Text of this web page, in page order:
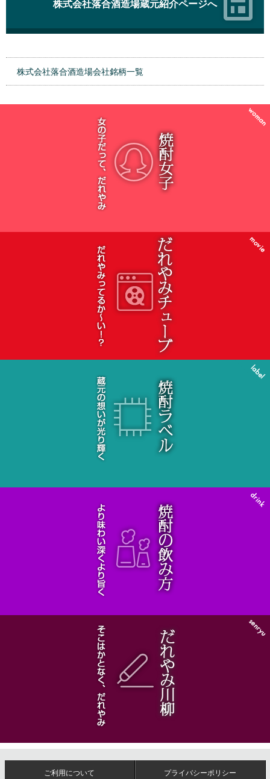
株式会社落合酒造場蔵元紹介ページへ
株式会社落合酒造場会社銘柄一覧
ご利用について プライバシーポリシー